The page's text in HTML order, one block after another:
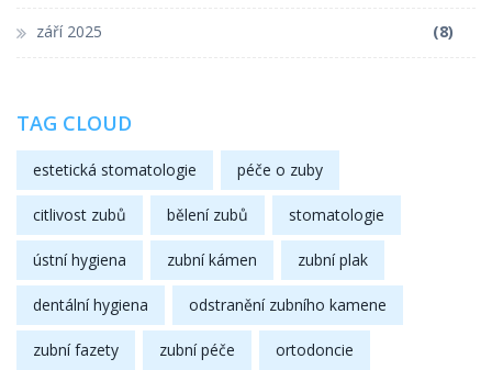
září 2025 (8)
TAG CLOUD
estetická stomatologie péče o zuby
citlivost zubů bělení zubů stomatologie
ústní hygiena zubní kámen zubní plak
dentální hygiena odstranění zubního kamene
zubní fazety zubní péče ortodoncie